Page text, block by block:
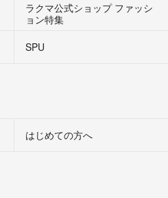
ラクマ公式ショップ ファッシ
ョン特集
SPU
はじめての方へ